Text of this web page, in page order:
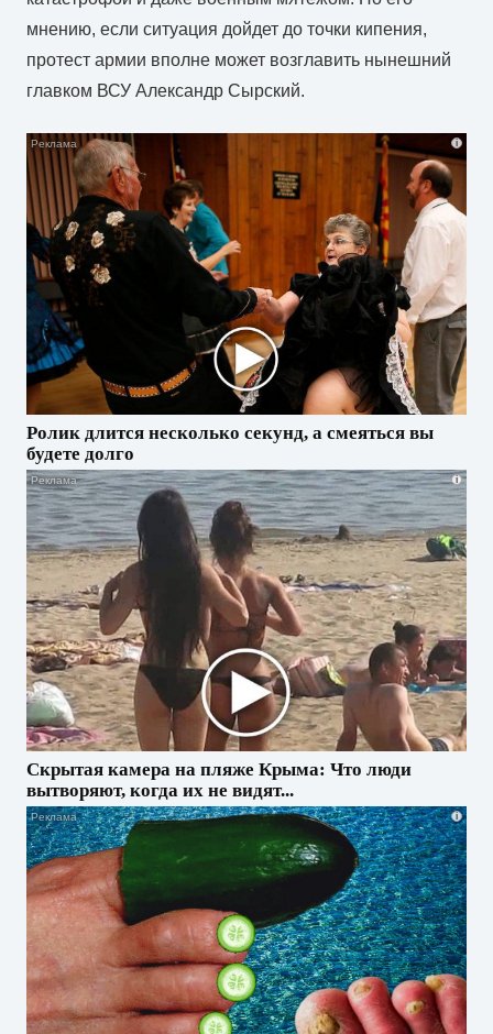
мнению, если ситуация дойдет до точки кипения,
протест армии вполне может возглавить нынешний
главком ВСУ Александр Сырский.
i
Ролик длится несколько секунд, а смеяться вы
будете долго
i
Скрытая камера на пляже Крыма: Что люди
вытворяют, когда их не видят...
i